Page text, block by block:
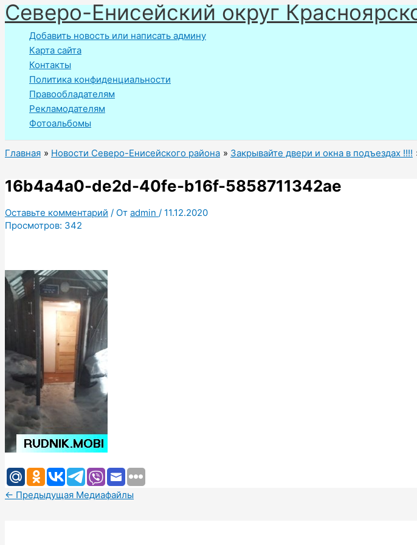
Перейти
к
содержимому
Северо-Енисейский округ
Добавить новость или написать админу
Карта сайта
Контакты
Политика конфиденциальности
Правообладателям
Рекламодателям
Фотоальбомы
Главная Новости Северо-Енисейского района Закрывайте двери и окна в подъездах !!!!
16b4a4a0-de2d-40fe-b16f-5858711342ae
Оставьте комментарий / От admin / 11.12.2020
Просмотров: 342
← Предыдущая Медиафайлы